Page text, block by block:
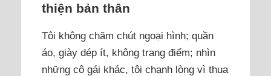
thiện bản thân
Tôi không chăm chút ngoại hình; quần
áo, giày dép ít, không trang điểm; nhìn
những cô gái khác, tôi chạnh lòng vì thua